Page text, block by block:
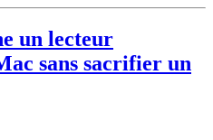
un lecteur
sans sacrifier un